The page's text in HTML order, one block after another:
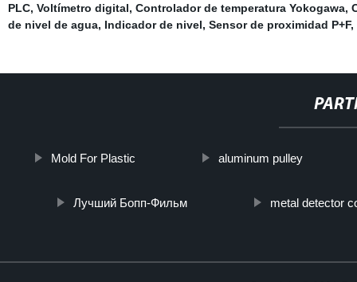
PLC, Voltímetro digital, Controlador de temperatura Yokogawa,
de nivel de agua, Indicador de nivel, Sensor de proximidad P+F,
Mold For Plastic aluminum pulley
Лучший Бопп-Фильм metal detector